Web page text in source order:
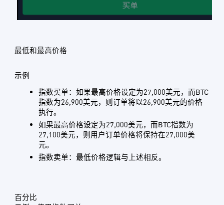
最低和最高价格
示例
指数买单：如果最高价格设定为27,000美元，而BTC
指数为26,900美元，则订单将以26,900美元的价格
执行。
如果最高价格设定为27,000美元，而BTC指数为
27,100美元，则用户订单价格将保持在27,000美
元。
指数卖单：最低价格逻辑与上述相反。
百分比